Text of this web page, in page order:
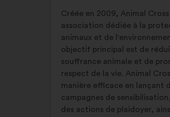
ORGANIZACE:
Créée en 2009, Animal
association dédiée à la
animaux et de
objectif principal est de
souffrance animale et de
respect de la vie. Animal
manière efficace en lançant
campagnes de
des actions de plaidoyer,